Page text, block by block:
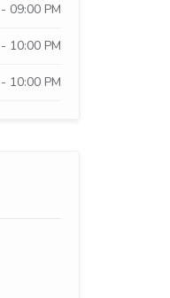
09:00 PM
10:00 PM
10:00 PM